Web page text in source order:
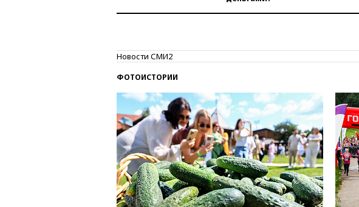
Новости СМИ2
ФОТОИСТОРИИ